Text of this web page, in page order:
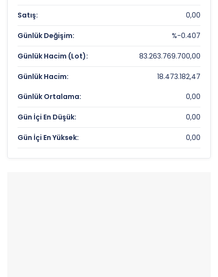
Satış: 0,00
Günlük Değişim: %-0.407
Günlük Hacim (Lot): 83.263.769.700,00
Günlük Hacim: 18.473.182,47
Günlük Ortalama: 0,00
Gün İçi En Düşük: 0,00
Gün İçi En Yüksek: 0,00